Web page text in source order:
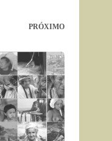
PRÓXIMO